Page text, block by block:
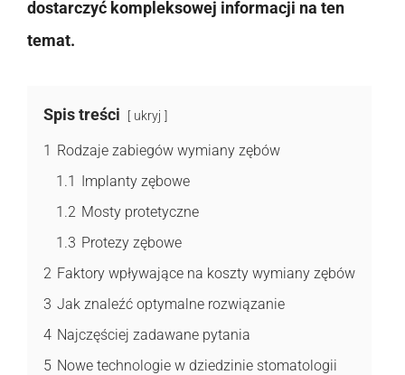
dostarczyć kompleksowej informacji na ten
temat.
Spis treści ukryj
1 Rodzaje zabiegów wymiany zębów
1.1 Implanty zębowe
1.2 Mosty protetyczne
1.3 Protezy zębowe
2 Faktory wpływające na koszty wymiany zębów
3 Jak znaleźć optymalne rozwiązanie
4 Najczęściej zadawane pytania
5 Nowe technologie w dziedzinie stomatologii